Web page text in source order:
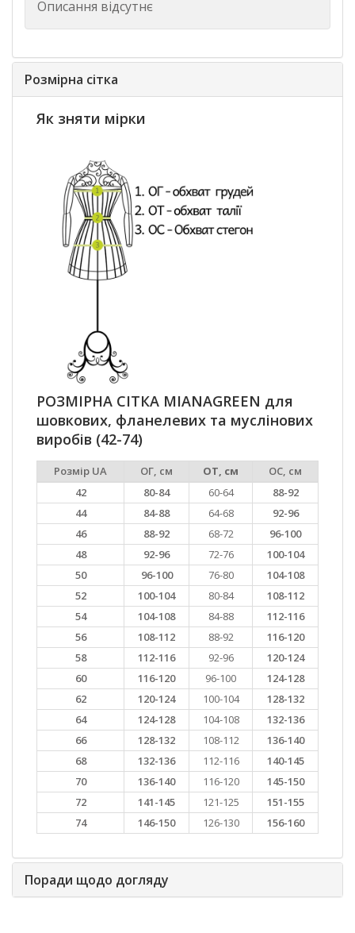
Описання відсутнє
Розмірна сітка
Як зняти мірки
РОЗМІРНА СІТКА MIANAGREEN для
шовкових, фланелевих та муслінових
виробів (42-74)
Розмір UA ОГ, см ОТ, см
ОС, см
42
80-84 60-64
88-92
44
84-88 64-68
92-96
46
88-92 68-72
96-100
48
92-96 72-76
100-104
50
96-100 76-80
104-108
52
100-104 80-84
108-112
54
104-108 84-88
112-116
56
108-112 88-92
116-120
58
112-116 92-96
120-124
60
116-120 96-100
124-128
62
120-124 100-104
128-132
64
124-128 104-108
132-136
66
128-132 108-112
136-140
68
132-136 112-116
140-145
70
136-140 116-120
145-150
72
141-145 121-125
151-155
74
146-150 126-130 156-160
Поради щодо догляду